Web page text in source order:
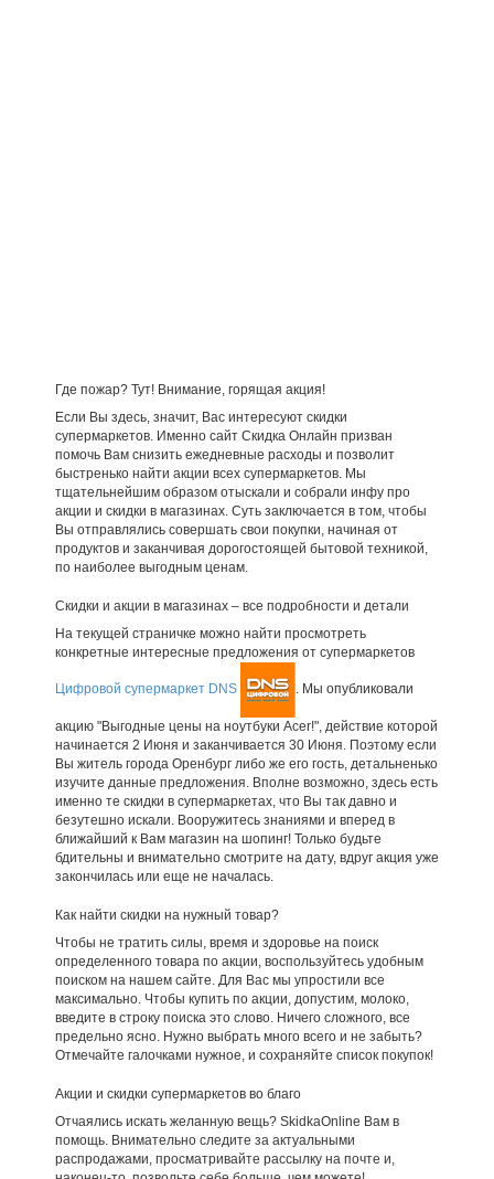
Где пожар? Тут! Внимание, горящая акция!
Если Вы здесь, значит, Вас интересуют скидки
супермаркетов. Именно сайт Скидка Онлайн призван
помочь Вам снизить ежедневные расходы и позволит
быстренько найти акции всех супермаркетов. Мы
тщательнейшим образом отыскали и собрали инфу про
акции и скидки в магазинах. Суть заключается в том, чтобы
Вы отправлялись совершать свои покупки, начиная от
продуктов и заканчивая дорогостоящей бытовой техникой,
по наиболее выгодным ценам.
Скидки и акции в магазинах – все подробности и детали
На текущей страничке можно найти просмотреть
конкретные интересные предложения от супермаркетов
Цифровой супермаркет DNS . Мы опубликовали
акцию "Выгодные цены на ноутбуки Acer!", действие которой
начинается 2 Июня и заканчивается 30 Июня. Поэтому если
Вы житель города Оренбург либо же его гость, детальненько
изучите данные предложения. Вполне возможно, здесь есть
именно те скидки в супермаркетах, что Вы так давно и
безутешно искали. Вооружитесь знаниями и вперед в
ближайший к Вам магазин на шопинг! Только будьте
бдительны и внимательно смотрите на дату, вдруг акция уже
закончилась или еще не началась.
Как найти скидки на нужный товар?
Чтобы не тратить силы, время и здоровье на поиск
определенного товара по акции, воспользуйтесь удобным
поиском на нашем сайте. Для Вас мы упростили все
максимально. Чтобы купить по акции, допустим, молоко,
введите в строку поиска это слово. Ничего сложного, все
предельно ясно. Нужно выбрать много всего и не забыть?
Отмечайте галочками нужное, и сохраняйте список покупок!
Акции и скидки супермаркетов во благо
Отчаялись искать желанную вещь? SkidkaOnline Вам в
помощь. Внимательно следите за актуальными
распродажами, просматривайте рассылку на почте и,